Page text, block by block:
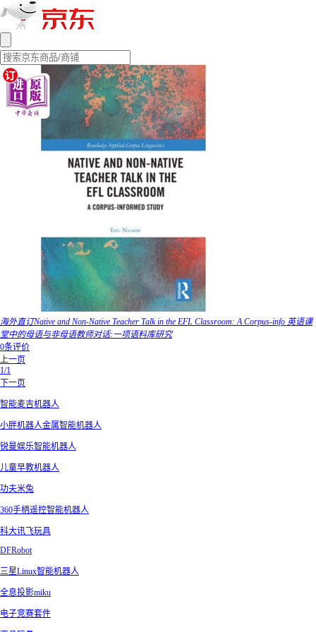
海外直订Native and Non-Native Teacher Talk in the EFL Classroom: A Corpus-info 英语课
堂中的母语与非母语教师对话:一项语料库研究
0条评价
上一页
1/1
下一页
智能麦吉机器人
小胖机器人金属智能机器人
锐曼娱乐智能机器人
儿童早教机器人
功夫米兔
360手柄遥控智能机器人
科大讯飞玩具
DFRobot
三星Linux智能机器人
全息投影miku
电子竞赛套件